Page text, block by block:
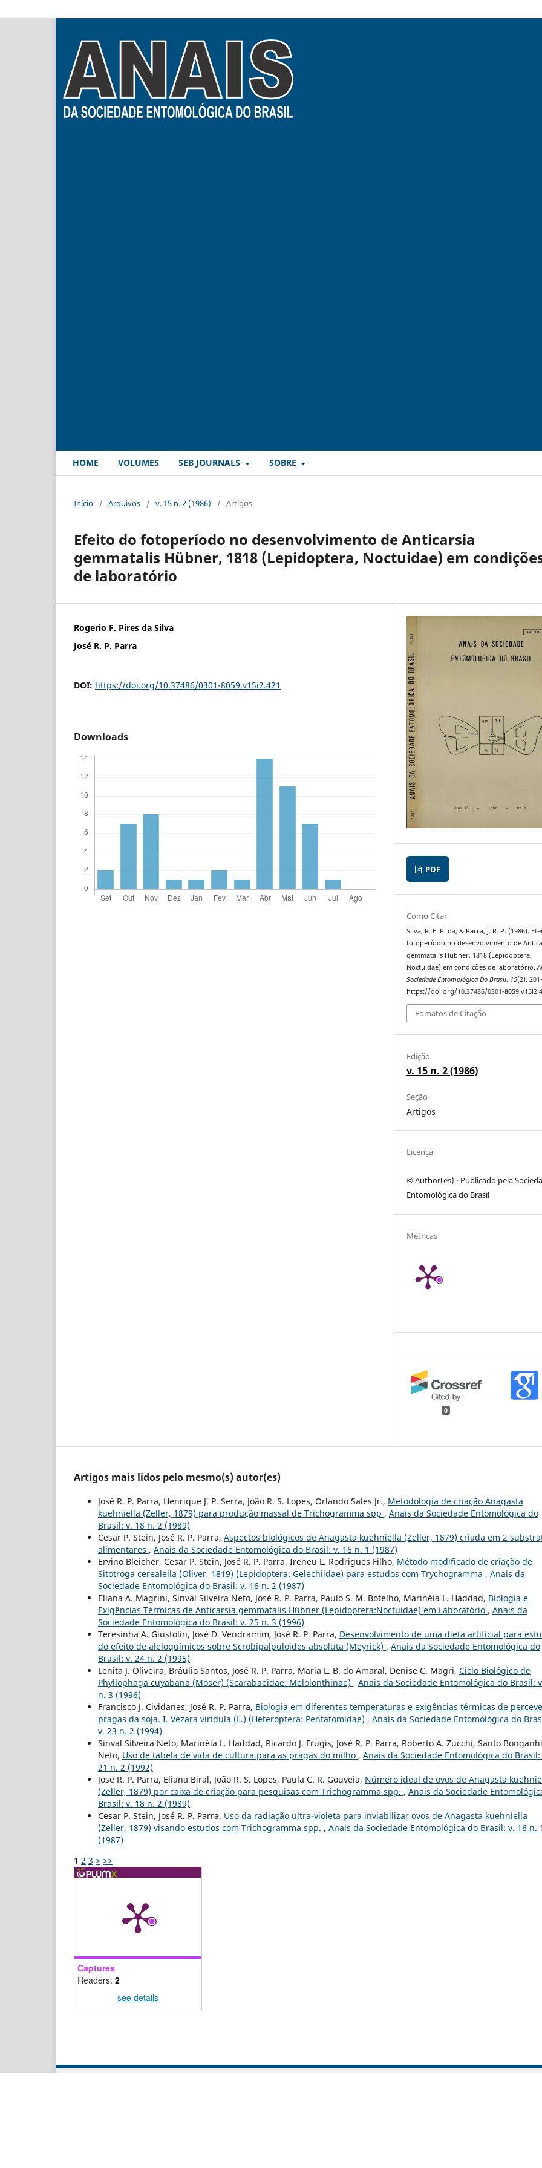
HOME VOLUMES SEB JOURNALS SOBRE
Início / Arquivos / v. 15 n. 2 (1986) / Artigos
Efeito do fotoperíodo no desenvolvimento de Anticarsia
gemmatalis Hübner, 1818 (Lepidoptera, Noctuidae) em
de laboratório
Rogerio F. Pires da Silva
José R. P. Parra
DOI: https://doi.org/10.37486/0301-8059.v15i2.421
Downloads
PDF
Como Citar
Silva, R. F. P. da, & Parra, J. R. P. (1986).
fotoperíodo no desenvolvimento de
gemmatalis Hübner, 1818 (Lepidoptera,
Noctuidae) em condições de laboratório.
Sociedade Entomológica Do Brasil, 15(2),
https://doi.org/10.37486/0301-
Fomatos de Citação
Edição
v. 15 n. 2 (1986)
Seção
Artigos
Licença
© Author(es) - Publicado pela
Entomológica do Brasil
Métricas
0
Artigos mais lidos pelo mesmo(s) autor(es)
José R. P. Parra, Henrique J. P. Serra, João R. S. Lopes, Orlando Sales Jr., Metodologia de criação Anagasta
kuehniella (Zeller, 1879) para produção massal de Trichogramma spp , Anais da Sociedade Entomológica do
Brasil: v. 18 n. 2 (1989)
Cesar P. Stein, José R. P. Parra, Aspectos biológicos de Anagasta kuehniella (Zeller, 1879) criada em 2
alimentares , Anais da Sociedade Entomológica do Brasil: v. 16 n. 1 (1987)
Ervino Bleicher, Cesar P. Stein, José R. P. Parra, Ireneu L. Rodrigues Filho, Método modificado de criação de
Sitotroga cerealella (Oliver, 1819) (Lepidoptera: Gelechiidae) para estudos com Trychogramma , Anais da
Sociedade Entomológica do Brasil: v. 16 n. 2 (1987)
Eliana A. Magrini, Sinval Silveira Neto, José R. P. Parra, Paulo S. M. Botelho, Marinéia L. Haddad, Biologia e
Exigências Térmicas de Anticarsia gemmatalis Hübner (Lepidoptera:Noctuidae) em Laboratório , Anais da
Sociedade Entomológica do Brasil: v. 25 n. 3 (1996)
Teresinha A. Giustolin, José D. Vendramim, José R. P. Parra, Desenvolvimento de uma dieta artificial para
do efeito de aleloquímicos sobre Scrobipalpuloides absoluta (Meyrick) , Anais da Sociedade Entomológica do
Brasil: v. 24 n. 2 (1995)
Lenita J. Oliveira, Bráulio Santos, José R. P. Parra, Maria L. B. do Amaral, Denise C. Magri, Ciclo Biológico de
Phyllophaga cuyabana (Moser) (Scarabaeidae: Melolonthinae) , Anais da Sociedade Entomológica do Brasil:
n. 3 (1996)
Francisco J. Cividanes, José R. P. Parra, Biologia em diferentes temperaturas e exigências térmicas de
pragas da soja. I. Vezara viridula (L.) (Heteroptera: Pentatomidae) , Anais da Sociedade Entomológica do
v. 23 n. 2 (1994)
Sinval Silveira Neto, Marinéia L. Haddad, Ricardo J. Frugis, José R. P. Parra, Roberto A. Zucchi, Santo Bonganhi
Neto, Uso de tabela de vida de cultura para as pragas do milho , Anais da Sociedade Entomológica do Brasil:
21 n. 2 (1992)
Jose R. P. Parra, Eliana Biral, João R. S. Lopes, Paula C. R. Gouveia, Número ideal de ovos de Anagasta
(Zeller, 1879) por caixa de criação para pesquisas com Trichogramma spp. , Anais da Sociedade
Brasil: v. 18 n. 2 (1989)
Cesar P. Stein, José R. P. Parra, Uso da radiação ultra-violeta para inviabilizar ovos de Anagasta kuehniella
(Zeller, 1879) visando estudos com Trichogramma spp. , Anais da Sociedade Entomológica do Brasil: v. 16 n.
(1987)
1 2 3 > >>
Captures
Readers: 2
see details